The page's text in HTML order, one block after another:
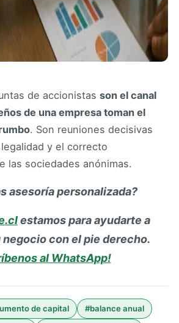
de accionistas son el canal
de una empresa toman el
. Son reuniones decisivas
y el correcto
las sociedades anónimas.
asesoría personalizada?
estamos para ayudarte a
con el pie derecho.
al WhatsApp!
de capital #balance anual